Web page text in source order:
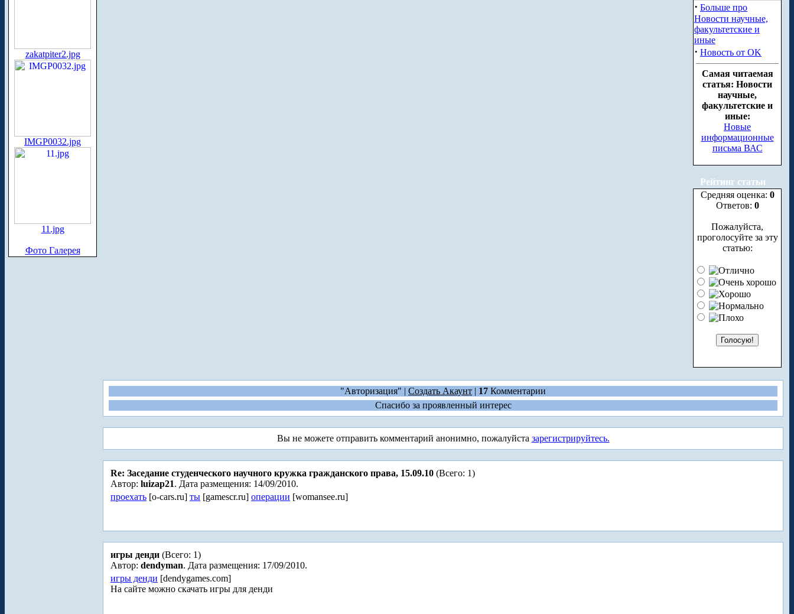
zakatpiter2.jpg
IMGP0032.jpg
11.jpg
Фото Галерея
· Больше про
Новости научные,
факультетские и
иные
· Новость от OK
Самая читаемая
статья: Новости
научные,
факультетские и
иные:
Новые
информационные
письма ВАС
Рейтинг статьи
Средняя оценка: 0
Ответов: 0
Пожалуйста,
проголосуйте за эту
статью:
"Авторизация" | Создать Акаунт | 17 Комментарии
Спасибо за проявленный интерес
Вы не можете отправить комментарий анонимно, пожалуйста зарегистрируйтесь.
Re: Заседание студенческого научного кружка гражданского права, 15.09.10 (Всего: 1)
Автор: luizap21. Дата размещения: 14/09/2010.
проехать [o-cars.ru] ты [gamescr.ru] операции [womansee.ru]
игры денди (Всего: 1)
Автор: dendyman. Дата размещения: 17/09/2010.
игры денди [dendygames.com]
На сайте можно скачать игры для денди